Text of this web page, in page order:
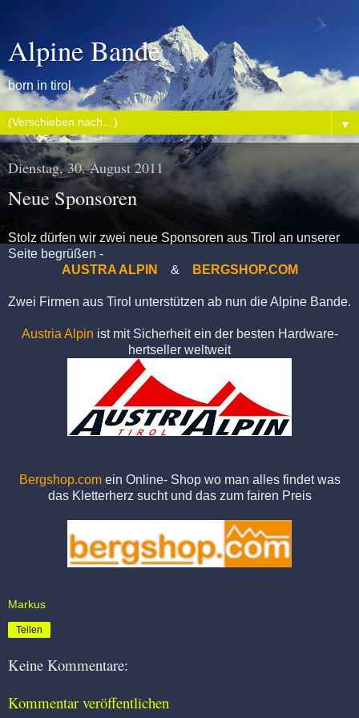
Alpine Bande
born in tirol
▼
Dienstag, 30. August 2011
Neue Sponsoren
Stolz dürfen wir zwei neue Sponsoren aus Tirol an unserer
Seite begrüßen -
AUSTRA ALPIN
& BERGSHOP.COM
Zwei Firmen aus Tirol unterstützen ab nun die Alpine Bande.
Austria Alpin ist mit Sicherheit ein der besten Hardware-
hertseller weltweit
Bergshop.comein Online- Shop wo man alles findet was
das Kletterherz sucht und das zum fairen Preis
Markus
Teilen
Keine Kommentare:
Kommentar veröffentlichen